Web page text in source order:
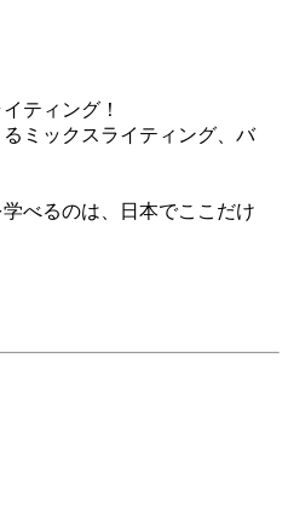
ティング！
ミックスライティング、バ
べるのは、日本でここだけ